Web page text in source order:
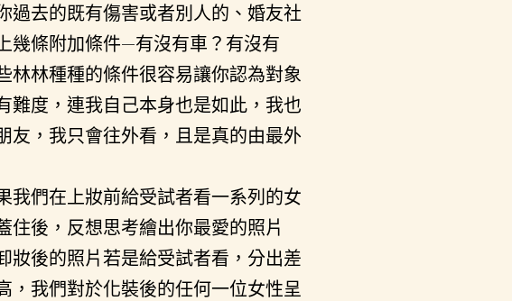
過去的既有傷害或者別人的、婚友社
幾條附加條件—有沒有車？有沒有
林林種種的條件很容易讓你認為對象
難度，連我自己本身也是如此，我也
友，我只會往外看，且是真的由最外
我們在上妝前給受試者看一系列的女
住後，反想思考繪出你最愛的照片
妝後的照片若是給受試者看，分出差
，我們對於化裝後的任何一位女性呈